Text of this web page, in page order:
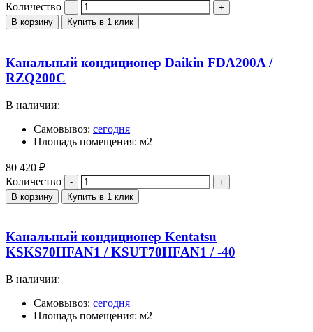
Количество
В корзину Купить в 1 клик
Канальный кондиционер Daikin FDA200A /
RZQ200C
В наличии:
Самовывоз: сегодня
Площадь помещения: м2
80 420 ₽
Количество
В корзину Купить в 1 клик
Канальный кондиционер Kentatsu
KSKS70HFAN1 / KSUT70HFAN1 / -40
В наличии:
Самовывоз: сегодня
Площадь помещения: м2